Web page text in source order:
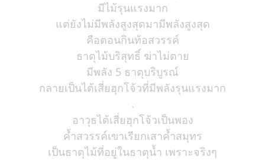
มีไม้รุนแรงมาก
แต่ยังไม่มีพลังสูงสุดมามีพลังสูงสุด
คือตอนกินท้อสวรรค์
ธาตุไม้บริสุทธิ์ ฆ่าไม่ตาย
มีพลัง 5 ธาตุบริบูรณ์
กลายเป็นไต้เสี่ยฮุกโจ้วที่มีพลังรุนแรงมาก
.
อาวุธไต้เสี่ยฮุกโจ้วเป็นพอง
ค้ำสวรรค์เขาเรียกเสาค้ำสมุทร
เป็นธาตุไม้ที่อยู่ในธาตุน้ำ เพราะจริงๆ